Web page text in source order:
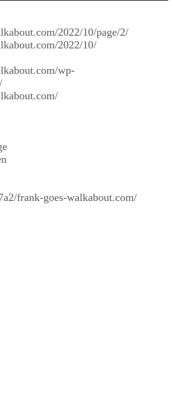
2022/10/page/2/
2022/10/
wp-
frank-goes-walkabout.com/